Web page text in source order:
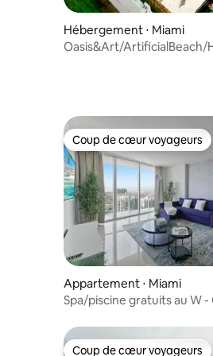
Hébergement ⋅ Miami
Oasis&Art/ArtificialBeach/
Coup de cœur voyageurs
Coup de cœur voyageurs
Appartement ⋅ Miami
Spa/piscine gratuits au W -
Coup de cœur voyageurs